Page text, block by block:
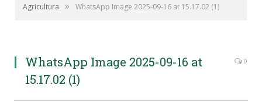
Agricultura
» WhatsApp Image 2025-09-16 at 15.17.02 (1)
WhatsApp Image 2025-09-16 at
15.17.02 (1)
0